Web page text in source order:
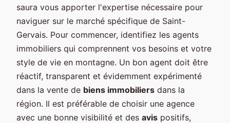
saura vous apporter l'expertise nécessaire pour
naviguer sur le marché spécifique de Saint-
Gervais. Pour commencer, identifiez les agents
immobiliers qui comprennent vos besoins et votre
style de vie en montagne. Un bon agent doit être
réactif, transparent et évidemment expérimenté
dans la vente de biens immobiliers dans la
région. Il est préférable de choisir une agence
avec une bonne visibilité et des avis positifs,